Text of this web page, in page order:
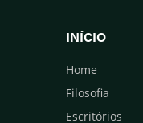
INÍCIO
Home
Filosofia
Escritórios